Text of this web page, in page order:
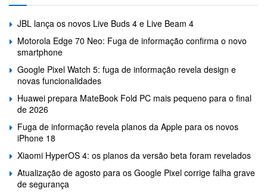
JBL lança os novos Live Buds 4 e Live Beam 4
Motorola Edge 70 Neo: Fuga de informação confirma o novo
smartphone
Google Pixel Watch 5: fuga de informação revela design e
novas funcionalidades
Huawei prepara MateBook Fold PC mais pequeno para o final
de 2026
Fuga de informação revela planos da Apple para os novos
iPhone 18
Xiaomi HyperOS 4: os planos da versão beta foram revelados
Atualização de agosto para os Google Pixel corrige falha grave
de segurança